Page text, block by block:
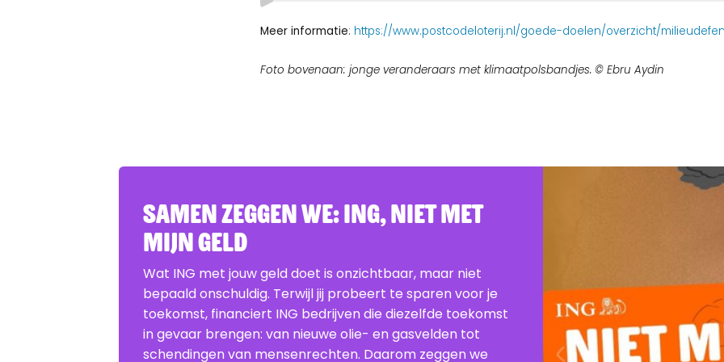
Meer informatie: https://www.postcodeloterij.nl/goede-doelen/overzicht/
Foto bovenaan: jonge veranderaars met klimaatpolsbandjes. © Ebru Aydin
Samen zeggen we: ING, Niet Met
Mijn Geld
Wat ING met jouw geld doet is onzichtbaar, maar niet
bepaald onschuldig. Terwijl jij probeert te sparen voor je
toekomst, financiert ING bedrijven die diezelfde toekomst
in gevaar brengen: van nieuwe olie- en gasvelden tot
schendingen van mensenrechten. Daarom zeggen we